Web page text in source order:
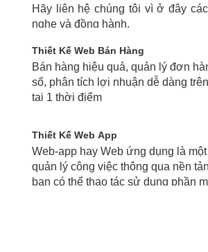
Hãy liên hệ chúng tôi vì ở đây
nghe và đồng hành.
Thiết Kế Web Bán Hàng
Bán hàng hiệu quả, quản lý đơn
số, phân tích lợi nhuận dễ dàng
tại 1 thời điểm
Thiết Kế Web App
Web-app hay Web ứng dụng là
quản lý công việc thông qua nền
bạn có thể thao tác sử dụng phần